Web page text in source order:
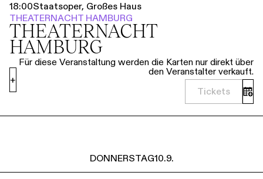
18:00Staatsoper, Großes Haus
THEATERNACHT HAMBURG
THEATER­NACHT
HAMBURG
Für diese Veranstaltung werden die Karten nur direkt über
den Veranstalter verkauft.
Tickets
+
DONNERSTAG10.9.